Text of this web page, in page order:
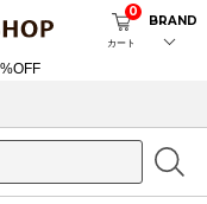
カート
0
BRAND